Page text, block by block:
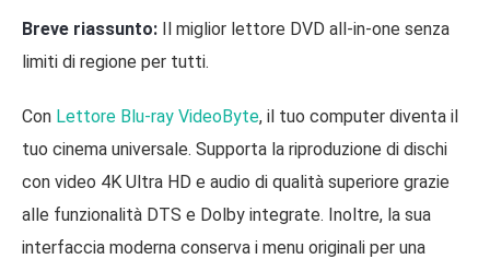
Breve riassunto: Il miglior lettore DVD all-in-one senza
limiti di regione per tutti.
Con Lettore Blu-ray VideoByte, il tuo computer diventa il
tuo cinema universale. Supporta la riproduzione di dischi
con video 4K Ultra HD e audio di qualità superiore grazie
alle funzionalità DTS e Dolby integrate. Inoltre, la sua
interfaccia moderna conserva i menu originali per una